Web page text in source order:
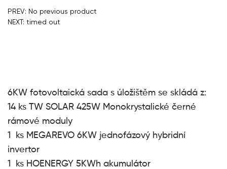
PREV: No previous product
NEXT: timed out
6KW fotovoltaická sada s úložištěm se skládá z:
14 ks TW SOLAR 425W Monokrystalické černé
rámové moduly
1 ks MEGAREVO 6KW jednofázový hybridní
invertor
1 ks HOENERGY 5KWh akumulátor